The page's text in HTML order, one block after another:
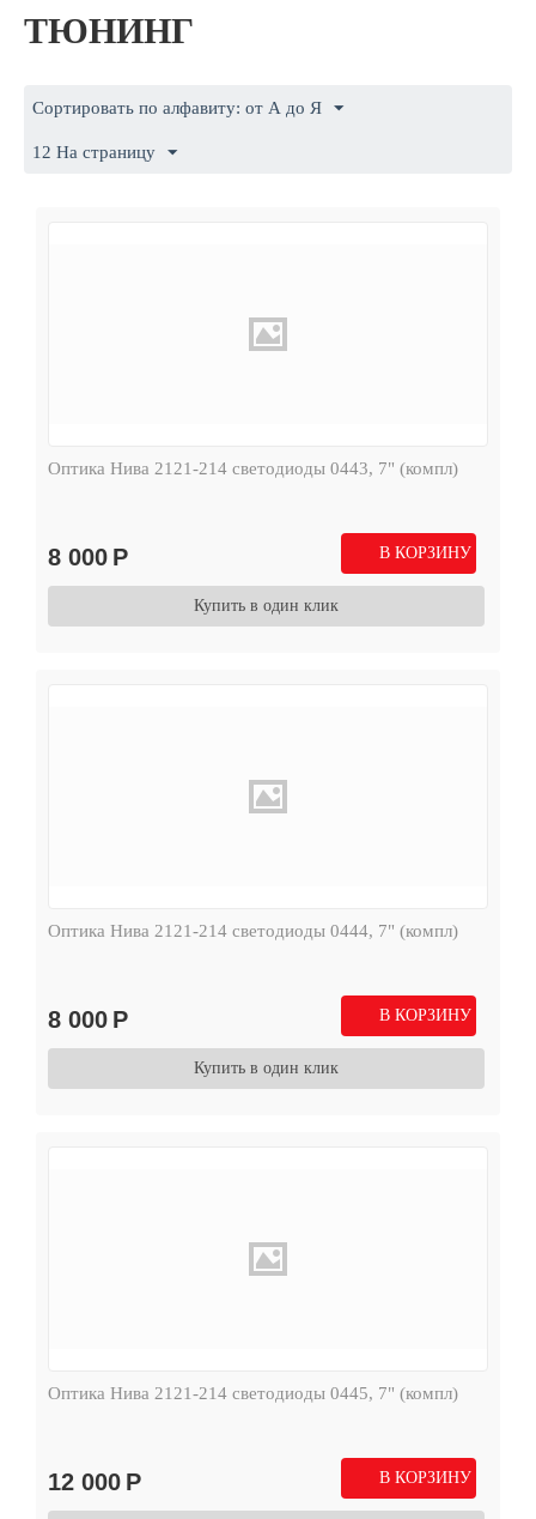
ТЮНИНГ
Сортировать по алфавиту: от А до Я
12 На страницу
Оптика Нива 2121-214 светодиоды 0443, 7" (компл)
8 000 Р В КОРЗИНУ
Купить в один клик
Оптика Нива 2121-214 светодиоды 0444, 7" (компл)
8 000 Р В КОРЗИНУ
Купить в один клик
Оптика Нива 2121-214 светодиоды 0445, 7" (компл)
12 000 Р В КОРЗИНУ